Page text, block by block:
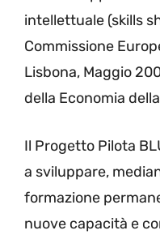
intellettuale (skills
Commissione
Lisbona, Maggio
della Economia
Il Progetto Pilota
a sviluppare,
formazione
nuove capacità e